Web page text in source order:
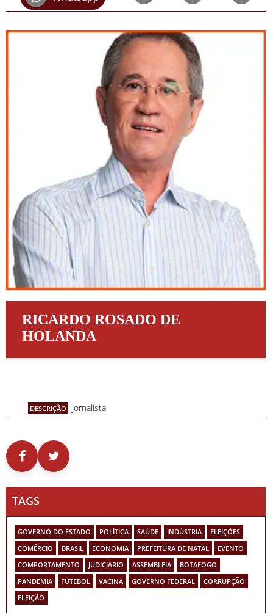
RICARDO ROSADO DE
HOLANDA
DESCRIÇÃO Jornalista
TAGS
GOVERNO DO ESTADO POLÍTICA SAÚDE INDÚSTRIA
ELEIÇÕES
COMÉRCIO
BRASIL ECONOMIA PREFEITURA DE NATAL
EVENTO
COMPORTAMENTO
JUDICIÁRIO ASSEMBLEIA
BOTAFOGO
PANDEMIA
FUTEBOL VACINA GOVERNO FEDERAL
CORRUPÇÃO
ELEIÇÃO